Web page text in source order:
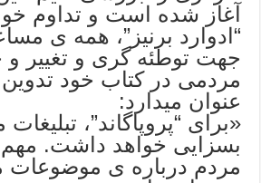
آغاز شده است و تداوم
“ادوارد برنیز”، همه ی
جهت توطئه گری و تغییر و
مردمی در کتاب خود
عنوان میدارد:
«برای “پروپاگاند”،
بسزایی خواهد داشت.
مردم درباره ی موضوعات